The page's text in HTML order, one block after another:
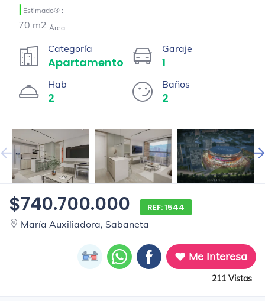
| Estimado® : -
70 m2 Área
Categoría
Apartamento
Garaje
1
Hab
2
Baños
2
$740.700.000 REF: 1544
María Auxiliadora, Sabaneta
Me Interesa
211 Vistas